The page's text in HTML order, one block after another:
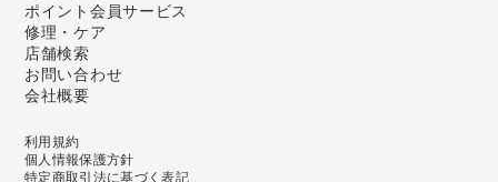
ポイント会員サービス
修理・ケア
店舗検索
お問い合わせ
会社概要
利用規約
個人情報保護方針
特定商取引法に基づく表記